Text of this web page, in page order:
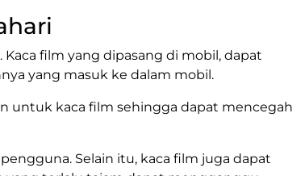
film yang dipasang di mobil, dapat
yang masuk ke dalam mobil.
untuk kaca film sehingga dapat mencegah
Selain itu, kaca film juga dapat